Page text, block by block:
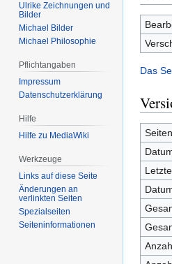
Das
Ulrike Zeichnungen und
Bilder
Michael Bilder
Michael Philosophie
Pflichtangaben
Impressum
Datenschutzerklärung
Hilfe
Hilfe zu MediaWiki
Werkzeuge
Links auf diese Seite
Änderungen an
verlinkten Seiten
Spezialseiten
Seiten­­informationen